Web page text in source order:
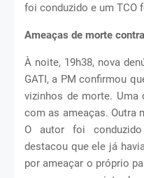
foi conduzido e um TCO
Ameaças de morte
À noite, 19h38, nova
GATI, a PM confirmou
vizinhos de morte. Uma
com as ameaças. Outra
O autor foi
destacou que ele já
por ameaçar o próprio